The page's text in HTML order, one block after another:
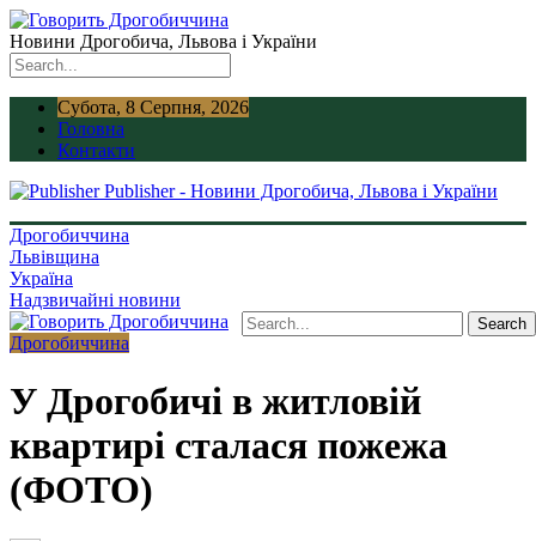
Новини Дрогобича, Львова і України
Субота, 8 Серпня, 2026
Головна
Контакти
Publisher - Новини Дрогобича, Львова і України
Дрогобиччина
Львівщина
Україна
Надзвичайні новини
Дрогобиччина
У Дрогобичі в житловій
квартирі сталася пожежа
(ФОТО)